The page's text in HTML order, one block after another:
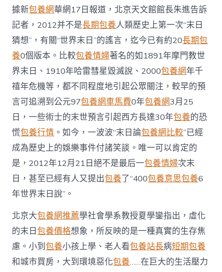
狂
歡
(圖)_
中
國
發
展
門
戶
網
－
國
家
發
展
門
戶〉
中
據新包養網華網17日報道，北京天文館館長朱進告訴
記者，2012并不是長期包養人類歷史上第一次“末日
猜想”，有關“世界末日”的謠言，迄今已有約20長期包
養0個版本。比較包養情婦著名的如1891年摩門教世
界末日、1910年哈雷彗星毀滅說、2000包養網年千
禧年危機等，都不同程度地引起公眾關注，較早的預
言可追溯到公元97包養網車馬費0年包養網3月25
日，一些術士的末世預言引起西方長達30年包養的恐
慌包養行情 。如今，一波波“末日論包養網比較”已經
成為歷史上的娛樂事件付諸笑談。唯一可以肯定的
是，2012年12月21日絕不是最后一包養情婦次末
日，甚至已經有人又提出包養了“400包養意思包養6
年世界末日說”。
北京大包養網推薦學社會學系教授夏學鑾指出，虛化
的末日包養價格想象，所反映的是一種真實的生存焦
慮。小到包養小孩上學、老人看包養站長病短期包養
和城市買房，大到環境惡化包養……在巨大的生活壓力